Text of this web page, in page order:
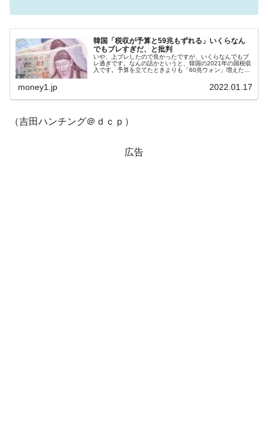
韓国「税収が予算と59兆もずれる」いくらなん
でもブレすぎだ、と批判
いや、上ブレしたので良かったですが、いくらなんでもブ
レ過ぎです。なんの話かというと、韓国の2021年の国税収
入です。予算を立てたときよりも「60兆ウォン」増えたと
money1.jp 2022.01.17
（吉田ハンチング＠ｄｃｐ）
広告